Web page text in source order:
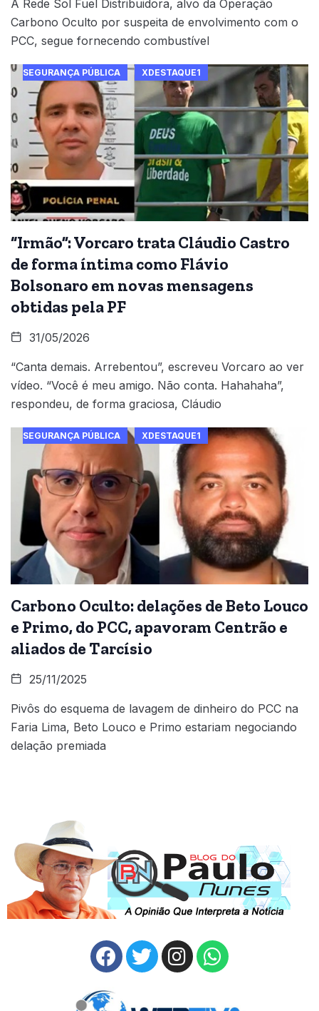
A Rede Sol Fuel Distribuidora, alvo da Operação
Carbono Oculto por suspeita de envolvimento com o
PCC, segue fornecendo combustível
SEGURANÇA PÚBLICA XDESTAQUE1
“Irmão”: Vorcaro trata Cláudio Castro
de forma íntima como Flávio
Bolsonaro em novas mensagens
obtidas pela PF
31/05/2026
“Canta demais. Arrebentou”, escreveu Vorcaro ao ver
vídeo. “Você é meu amigo. Não conta. Hahahaha”,
respondeu, de forma graciosa, Cláudio
SEGURANÇA PÚBLICA XDESTAQUE1
Carbono Oculto: delações de Beto Louco
e Primo, do PCC, apavoram Centrão e
aliados de Tarcísio
25/11/2025
Pivôs do esquema de lavagem de dinheiro do PCC na
Faria Lima, Beto Louco e Primo estariam negociando
delação premiada